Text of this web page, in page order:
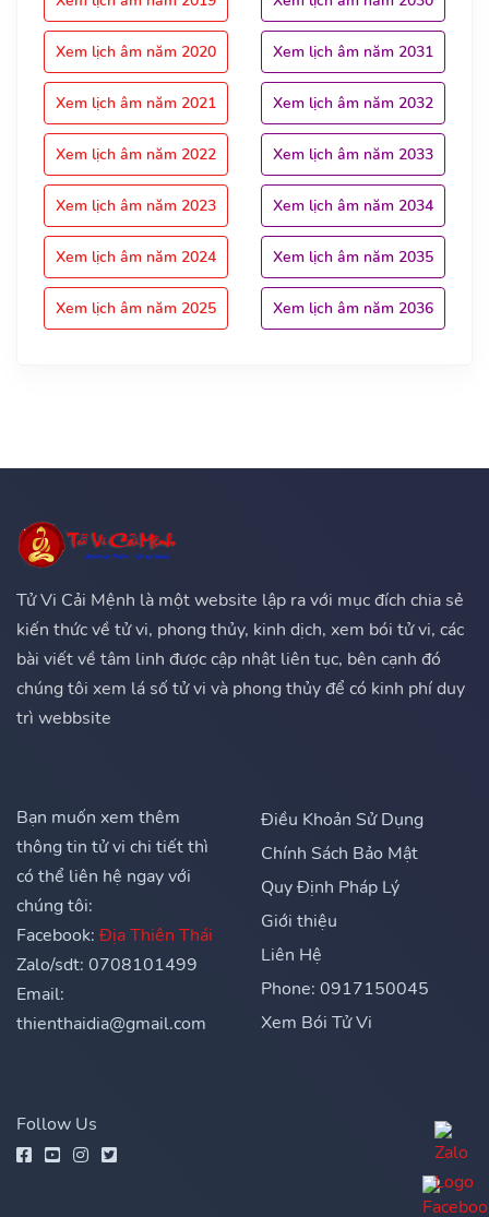
Xem lịch âm năm 2020
Xem lịch âm năm 2021
Xem lịch âm năm 2022
Xem lịch âm năm 2023
Xem lịch âm năm 2024
Xem lịch âm năm 2025
Xem lịch âm năm 2031
Xem lịch âm năm 2032
Xem lịch âm năm 2033
Xem lịch âm năm 2034
Xem lịch âm năm 2035
Xem lịch âm năm 2036
Tử Vi Cải Mệnh là một website lập ra với mục đích chia sẻ
kiến thức về tử vi, phong thủy, kinh dịch, xem bói tử vi, các
bài viết về tâm linh được cập nhật liên tục, bên cạnh đó
chúng tôi xem lá số tử vi và phong thủy để có kinh phí duy
trì webbsite
Bạn muốn xem thêm
thông tin tử vi chi tiết thì
có thể liên hệ ngay với
chúng tôi:
Facebook: Địa Thiên Thái
Zalo/sdt: 0708101499
Email:
thienthaidia@gmail.com
Điều Khoản Sử Dụng
Chính Sách Bảo Mật
Quy Định Pháp Lý
Giới thiệu
Liên Hệ
Phone: 0917150045
Xem Bói Tử Vi
Follow Us